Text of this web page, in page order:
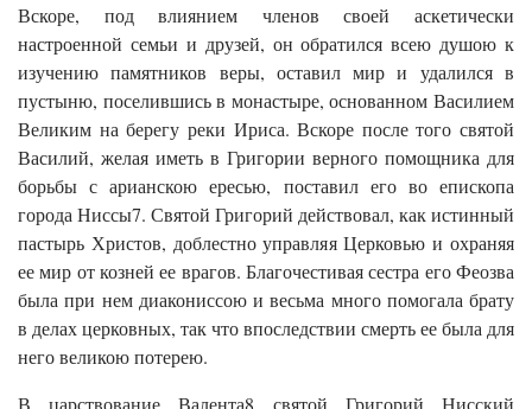
Вскоре, под влиянием членов своей аскетически
настроенной семьи и друзей, он обратился всею душою к
изучению памятников веры, оставил мир и удалился в
пустыню, поселившись в монастыре, основанном Василием
Великим на берегу реки Ириса. Вскоре после того святой
Василий, желая иметь в Григории верного помощника для
борьбы с арианскою ересью, поставил его во епископа
города Ниссы7. Святой Григорий действовал, как истинный
пастырь Христов, доблестно управляя Церковью и охраняя
ее мир от козней ее врагов. Благочестивая сестра его Феозва
была при нем диакониссою и весьма много помогала брату
в делах церковных, так что впоследствии смерть ее была для
него великою потерею.
В царствование Валента8 святой Григорий Нисский